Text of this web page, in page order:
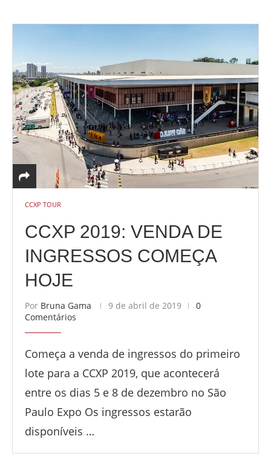
CCXP TOUR
CCXP 2019: VENDA DE
INGRESSOS COMEÇA
HOJE
Por Bruna Gama 9 de abril de 2019
0
Comentários
Começa a venda de ingressos do primeiro
lote para a CCXP 2019, que acontecerá
entre os dias 5 e 8 de dezembro no São
Paulo Expo Os ingressos estarão
disponíveis …